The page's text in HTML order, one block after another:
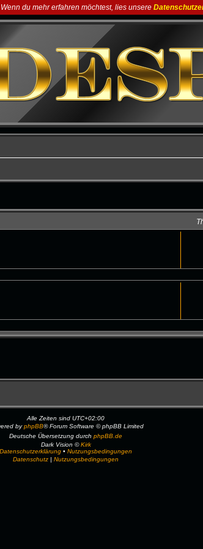
du mehr erfahren möchtest, lies unsere
Alle Zeiten sindUTC+02:00
byphpBB® Forum Software © phpBB Limited
Deutsche Übersetzung durchphpBB.de
Dark Vision ©Kirk
Datenschutzerklärung •Nutzungsbedingungen
Datenschutz |Nutzungsbedingungen